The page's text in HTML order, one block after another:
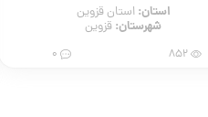
استان:استان قزوین
شهرستان: قزوین